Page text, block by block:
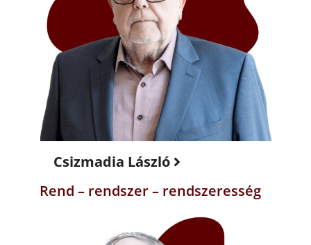
Csizmadia László
Rend – rendszer – rendszeresség